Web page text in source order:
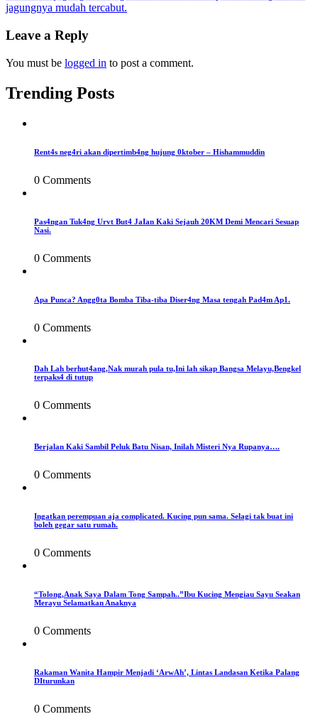
navigation
jagungnya mudah tercabut.
Leave a Reply
You must be logged in to post a comment.
Trending Posts
Rent4s neg4ri akan dipertimb4ng hujung 0ktober – Hishammuddin
0 Comments
Pas4ngan Tuk4ng Urvt But4 JaIan Kaki Sejauh 20KM Demi Mencari Sesuap
Nasi.
0 Comments
Apa Punca? Angg0ta Bomba Tiba-tiba Diser4ng Masa tengah Pad4m Ap1.
0 Comments
Dah Lah berhut4ang,Nak murah pula tu,Ini lah sikap Bangsa Melayu,Bengkel
terpaks4 di tutup
0 Comments
Berjalan Kaki Sambil Peluk Batu Nisan, Inilah Misteri Nya Rupanya….
0 Comments
Ingatkan perempuan aja complicated. Kucing pun sama. Selagi tak buat ini
boleh gegar satu rumah.
0 Comments
“Tolong,Anak Saya Dalam Tong Sampah..”Ibu Kucing Mengiau Sayu Seakan
Merayu Selamatkan Anaknya
0 Comments
Rakaman Wanita Hampir Menjadi ‘ArwAh’, Lintas Landasan Ketika Palang
DIturunkan
0 Comments